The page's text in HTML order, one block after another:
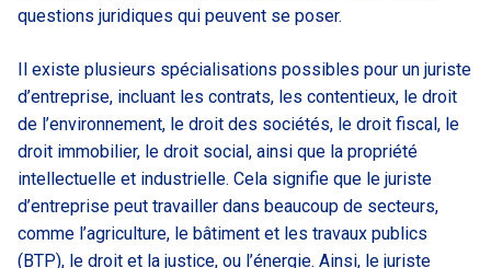
questions juridiques qui peuvent se poser.
Il existe plusieurs spécialisations possibles pour un juriste
d’entreprise, incluant les contrats, les contentieux, le droit
de l’environnement, le droit des sociétés, le droit fiscal, le
droit immobilier, le droit social, ainsi que la propriété
intellectuelle et industrielle. Cela signifie que le juriste
d’entreprise peut travailler dans beaucoup de secteurs,
comme l’agriculture, le bâtiment et les travaux publics
(BTP), le droit et la justice, ou l’énergie. Ainsi, le juriste